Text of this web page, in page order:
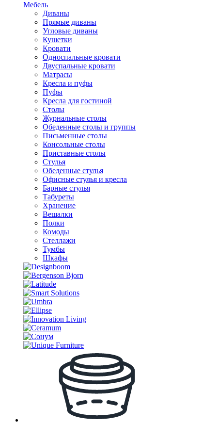
Мебель
Диваны
Прямые диваны
Угловые диваны
Кушетки
Кровати
Односпальные кровати
Двуспальные кровати
Матрасы
Кресла и пуфы
Пуфы
Кресла для гостиной
Столы
Журнальные столы
Обеденные столы и группы
Письменные столы
Консольные столы
Приставные столы
Стулья
Обеденные стулья
Офисные стулья и кресла
Барные стулья
Табуреты
Хранение
Вешалки
Полки
Комоды
Стеллажи
Тумбы
Шкафы